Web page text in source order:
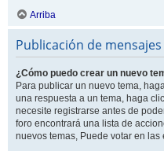
Arriba
Publicación de mensajes
¿Cómo puedo crear un nuevo
Para publicar un nuevo tema,
una respuesta a un tema, haga
necesite registrarse antes de
foro encontrará una lista de
nuevos temas, Puede votar en las